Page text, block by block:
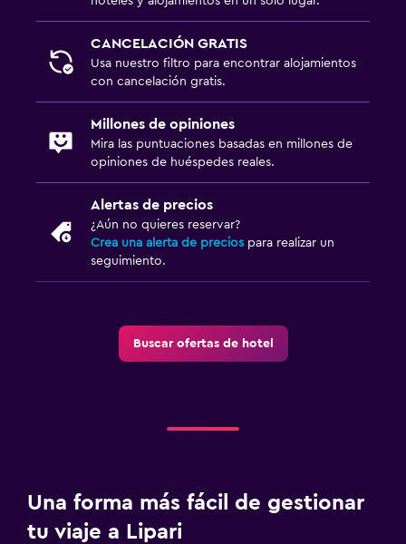
CANCELACIÓN GRATIS
Usa nuestro filtro para encontrar alojamientos
con cancelación gratis.
Millones de opiniones
Mira las puntuaciones basadas en millones de
opiniones de huéspedes reales.
Alertas de precios
¿Aún no quieres reservar?
Crea una alerta de precios para realizar un
seguimiento.
Buscar ofertas de hotel
Una forma más fácil de gestionar
tu viaje a Lipari